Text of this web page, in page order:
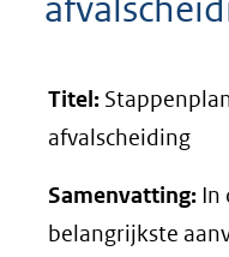
Titel:
afvalscheiding
Samenvatting: In
belangrijkste